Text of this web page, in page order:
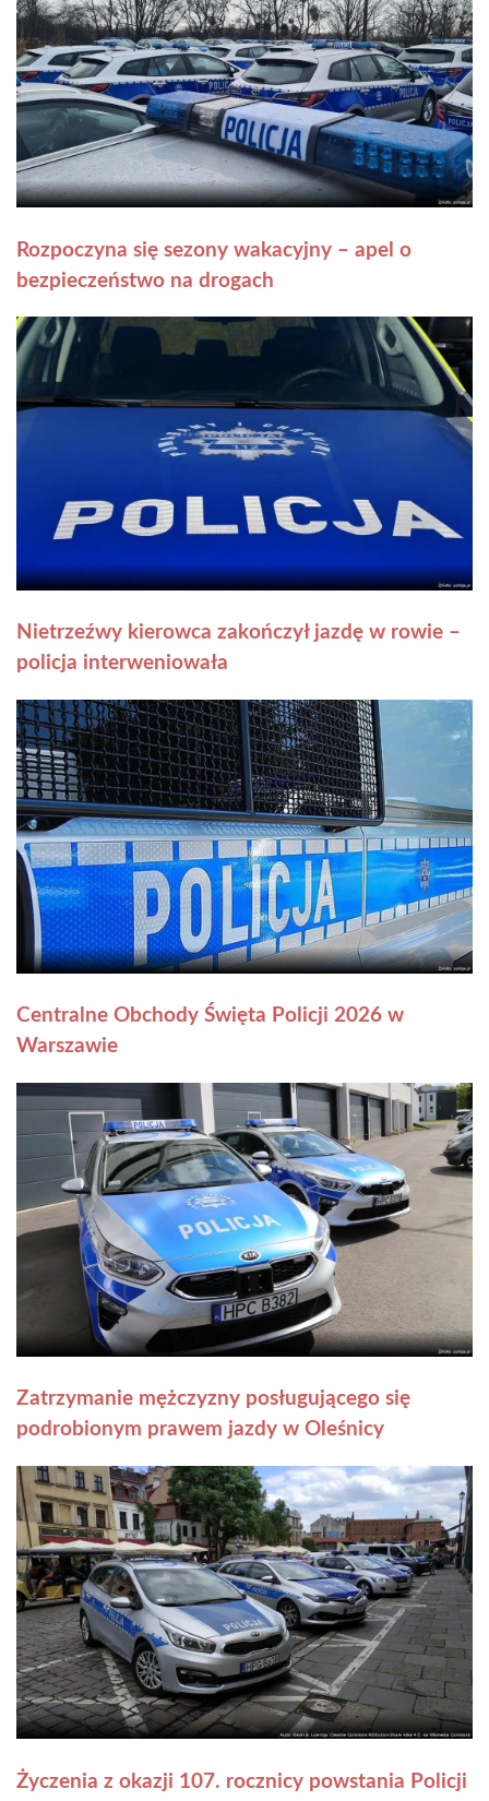
Rozpoczyna się sezony wakacyjny – apel o
bezpieczeństwo na drogach
Nietrzeźwy kierowca zakończył jazdę w rowie –
policja interweniowała
Centralne Obchody Święta Policji 2026 w
Warszawie
Zatrzymanie mężczyzny posługującego się
podrobionym prawem jazdy w Oleśnicy
Życzenia z okazji 107. rocznicy powstania Policji